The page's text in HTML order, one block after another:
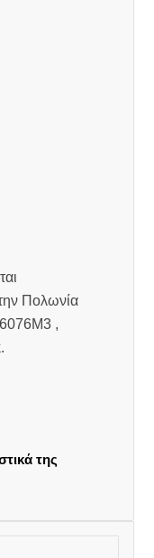
Πολωνία
,
της